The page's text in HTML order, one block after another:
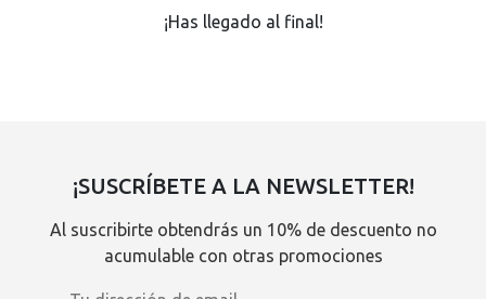
¡Has llegado al final!
¡SUSCRÍBETE A LA NEWSLETTER!
Al suscribirte obtendrás un 10% de descuento no
acumulable con otras promociones